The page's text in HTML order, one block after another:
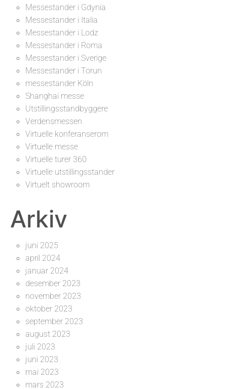
Messestander i Gdynia
Messestander i Italia
Messestander i Lodz
Messestander i Roma
Messestander i Sverige
Messestander i Torun
messestander Köln
Shanghai messe
Utstillingsstandbyggere
Verdensmessen
Virtuelle konferanserom
Virtuelle messe
Virtuelle turer 360
Virtuelle utstillingsstander
Virtuelt showroom
Arkiv
juni 2025
april 2024
januar 2024
desember 2023
november 2023
oktober 2023
september 2023
august 2023
juli 2023
juni 2023
mai 2023
mars 2023